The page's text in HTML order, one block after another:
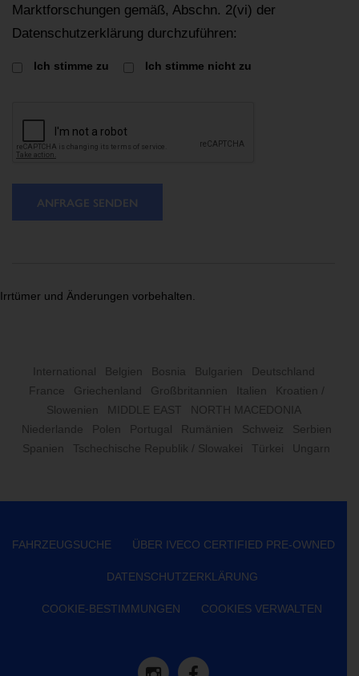
Marktforschungen gemäß, Abschn. 2(vi) der
Datenschutzerklärung durchzuführen:
Ich stimme zu Ich stimme nicht zu
ANFRAGE SENDEN
Irrtümer und Änderungen vorbehalten.
International Belgien Bosnia Bulgarien
Deutschland
France
Griechenland Großbritannien Italien
Kroatien /
Slowenien
MIDDLE EAST
NORTH MACEDONIA
Niederlande
Polen Portugal Rumänien Schweiz
Serbien
Spanien
Tschechische Republik / Slowakei Türkei Ungarn
FAHRZEUGSUCHE ÜBER IVECO CERTIFIED PRE-OWNED
DATENSCHUTZERKLÄRUNG
COOKIE-BESTIMMUNGEN COOKIES VERWALTEN